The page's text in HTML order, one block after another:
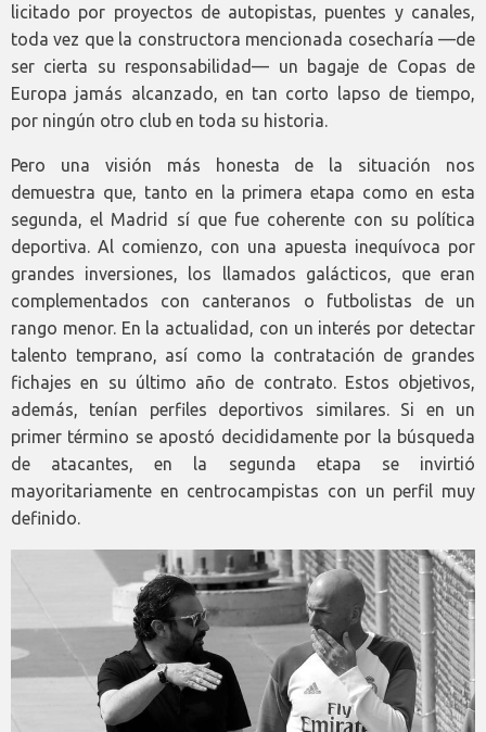
licitado por proyectos de autopistas, puentes y canales,
toda vez que la constructora mencionada cosecharía —de
ser cierta su responsabilidad— un bagaje de Copas de
Europa jamás alcanzado, en tan corto lapso de tiempo,
por ningún otro club en toda su historia.
Pero una visión más honesta de la situación nos
demuestra que, tanto en la primera etapa como en esta
segunda, el Madrid sí que fue coherente con su política
deportiva. Al comienzo, con una apuesta inequívoca por
grandes inversiones, los llamados galácticos, que eran
complementados con canteranos o futbolistas de un
rango menor. En la actualidad, con un interés por detectar
talento temprano, así como la contratación de grandes
fichajes en su último año de contrato. Estos objetivos,
además, tenían perfiles deportivos similares. Si en un
primer término se apostó decididamente por la búsqueda
de atacantes, en la segunda etapa se invirtió
mayoritariamente en centrocampistas con un perfil muy
definido.